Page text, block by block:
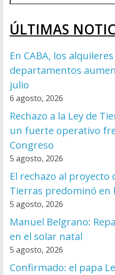
ÚLTIMAS
En CABA, los
departamentos
julio
6 agosto, 2026
Rechazo a la Ley de
un fuerte operativo
Congreso
5 agosto, 2026
El rechazo al proyecto
Tierras predominó en
5 agosto, 2026
Manuel Belgrano:
en el solar natal
5 agosto, 2026
Confirmado: el papa